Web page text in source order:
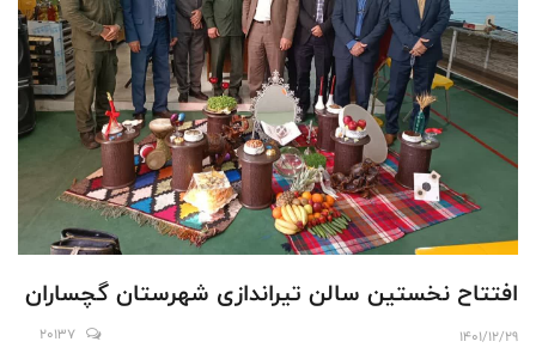
افتتاح نخستین سالن تیراندازی شهرستان گچساران
1401/12/29
20137